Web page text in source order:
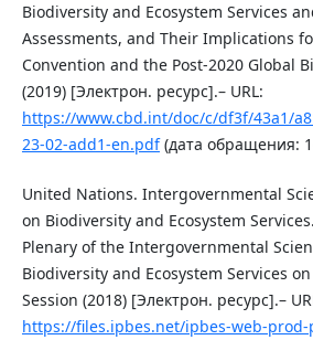
Biodiversity and Ecosystem Services
Assessments, and Their Implications
Convention and the Post-2020 Global
(2019) [Электрон. ресурс].– URL:
https://www.cbd.int/doc/c/df3f/43a1/
23-02-add1-en.pdf(дата обращения:
United Nations. Intergovernmental
on Biodiversity and Ecosystem
Plenary of the Intergovernmental
Biodiversity and Ecosystem Services
Session (2018) [Электрон. ресурс].–
https://files.ipbes.net/ipbes-web-